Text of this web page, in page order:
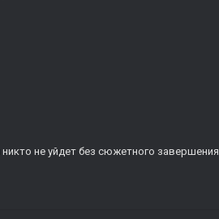
не уйдет без сюжетного завершения